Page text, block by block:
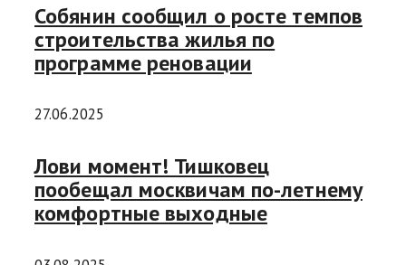
Собянин сообщил о росте темпов
строительства жилья по
программе реновации
27.06.2025
Лови момент! Тишковец
пообещал москвичам по-летнему
комфортные выходные